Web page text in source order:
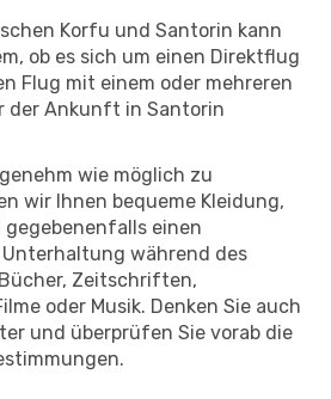
Korfu und Santorin kann
ob es sich um einen Direktflug
Flug mit einem oder mehreren
der Ankunft in Santorin
wie möglich zu
wir Ihnen bequeme Kleidung,
gegebenenfalls einen
während des
Zeitschriften,
oder Musik. Denken Sie auch
und überprüfen Sie vorab die